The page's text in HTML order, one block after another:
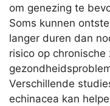
om genezing te
Soms kunnen
langer duren dan
risico op
Verschillende
echinacea kan